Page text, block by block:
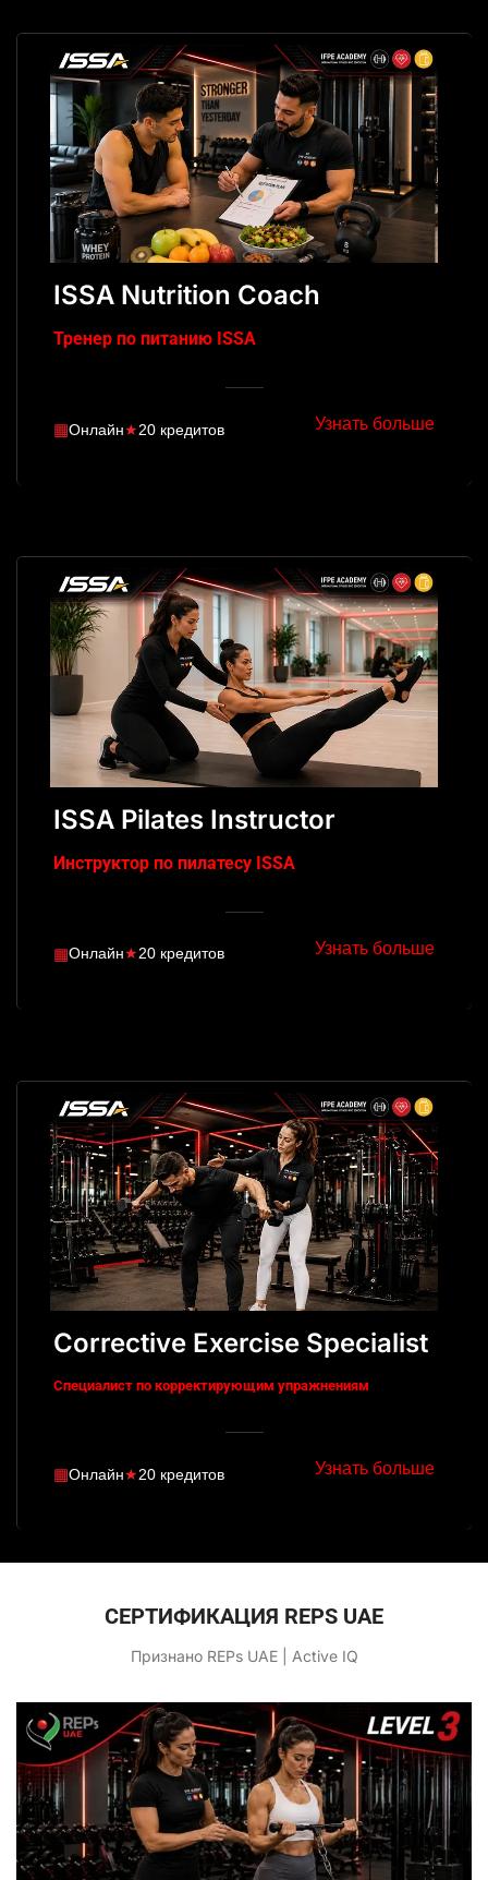
ISSA Nutrition Coach
Тренер по питанию ISSA
▦Онлайн★20 кредитов Узнать больше
ISSA Pilates Instructor
Инструктор по пилатесу ISSA
▦Онлайн★20 кредитов Узнать больше
Corrective Exercise Specialist
Специалист по корректирующим упражнениям
▦Онлайн★20 кредитов Узнать больше
СЕРТИФИКАЦИЯ REPS UAE
Признано REPs UAE | Active IQ